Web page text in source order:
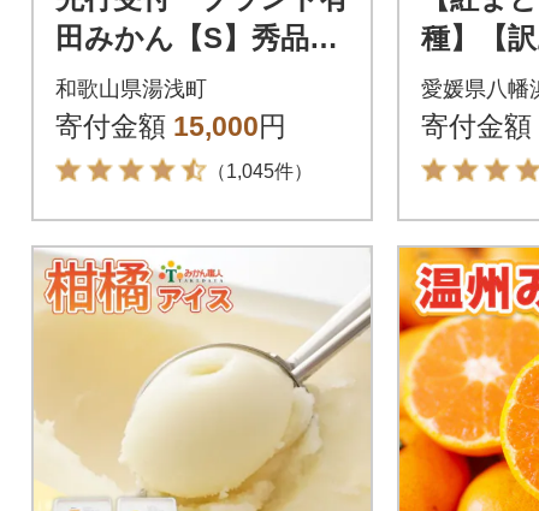
田みかん【S】秀品5k
g/薄皮で甘い美味しい
みかん/産地直送
和歌山県湯浅町
寄付金額 15,000円
（1,045件）
種】【
まどん
3】
愛媛県八幡
寄付金額